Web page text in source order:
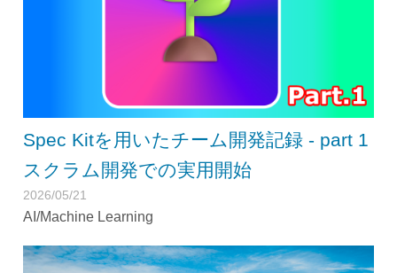
Spec Kitを用いたチーム開発記録 - part 1
スクラム開発での実用開始
2026/05/21
AI/Machine Learning